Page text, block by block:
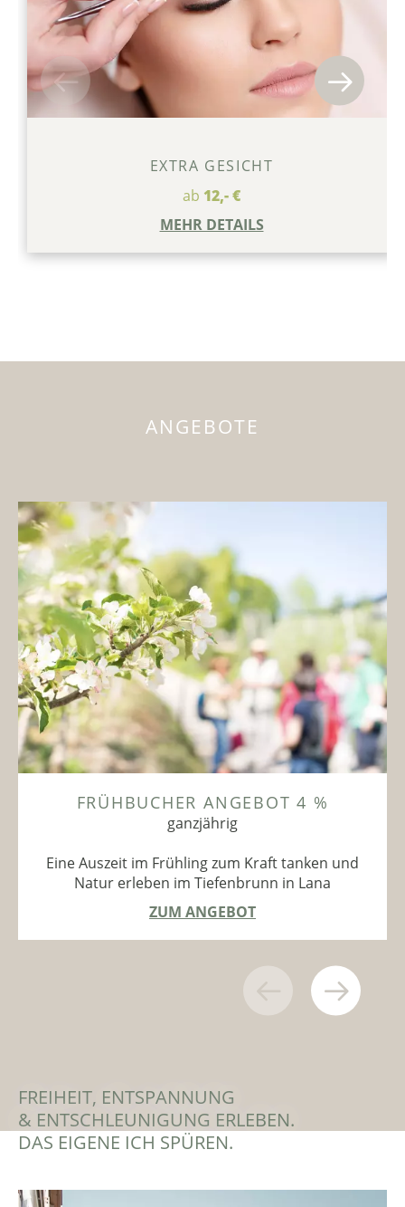
EXTRA GESICHT
ab 12,- €
MEHR DETAILS
ANGEBOTE
FRÜHBUCHER ANGEBOT 4 %
ganzjährig
Eine Auszeit im Frühling zum Kraft tanken und
Natur erleben im Tiefenbrunn in Lana
ZUM ANGEBOT
FREIHEIT, ENTSPANNUNG
& ENTSCHLEUNIGUNG ERLEBEN.
DAS EIGENE ICH SPÜREN.